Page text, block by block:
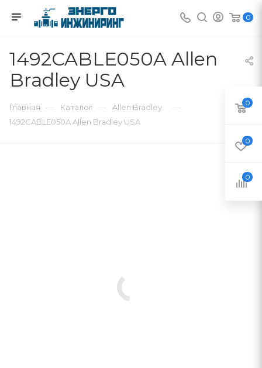
0
1492CABLE050A Allen
Bradley USA
Главная — Каталог — Allen Bradley —
1492CABLE050A Allen Bradley USA
0
0
0